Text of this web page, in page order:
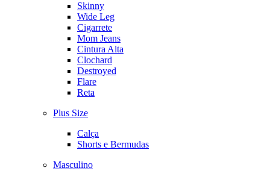
Skinny
Wide Leg
Cigarrete
Mom Jeans
Cintura Alta
Clochard
Destroyed
Flare
Reta
Plus Size
Calça
Shorts e Bermudas
Masculino